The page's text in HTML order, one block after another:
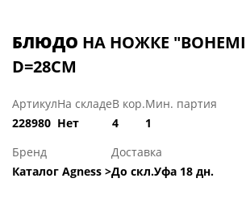
БЛЮДО НА НОЖКЕ
D=28СМ
Артикул
228980
На складе
Нет
В кор.
4
Мин. партия
1
Бренд
Каталог Agness >
Доставка
До скл.Уфа 18 дн.